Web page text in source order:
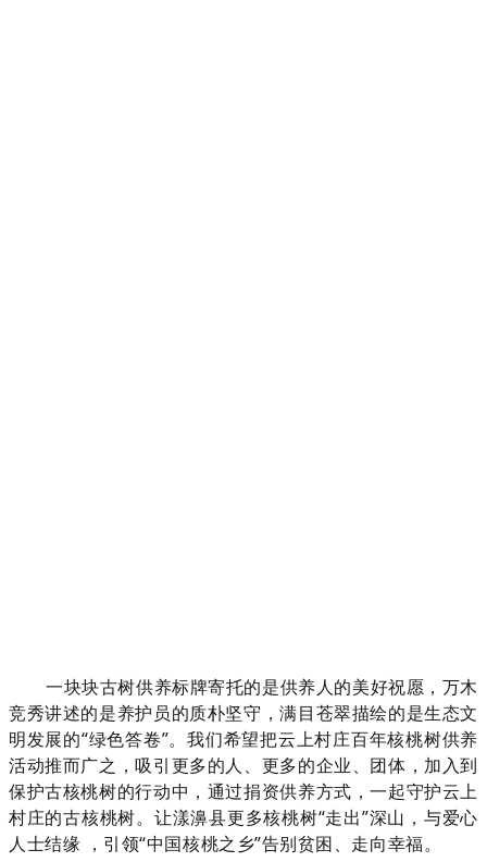
一块块古树供养标牌寄托的是供养人的美好祝愿，万木
竞秀讲述的是养护员的质朴坚守，满目苍翠描绘的是生态文
明发展的“绿色答卷”。我们希望把云上村庄百年核桃树供养
活动推而广之，吸引更多的人、更多的企业、团体，加入到
保护古核桃树的行动中，通过捐资供养方式，一起守护云上
村庄的古核桃树。让漾濞县更多核桃树“走出”深山，与爱心
人士结缘 ，引领“中国核桃之乡”告别贫困、走向幸福。